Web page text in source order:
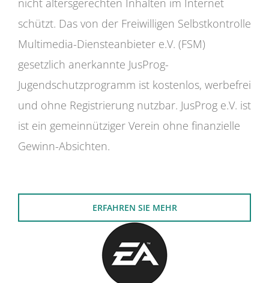
nicht altersgerechten Inhalten im Internet
schützt. Das von der Freiwilligen Selbstkontrolle
Multimedia-Diensteanbieter e.V. (FSM)
gesetzlich anerkannte JusProg-
Jugendschutzprogramm ist kostenlos, werbefrei
und ohne Registrierung nutzbar. JusProg e.V. ist
ist ein gemeinnütziger Verein ohne finanzielle
Gewinn-Absichten.
ERFAHREN SIE MEHR